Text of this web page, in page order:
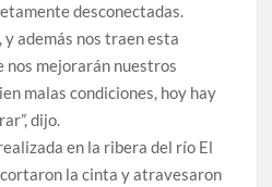
desconectadas.
y además nos traen esta
nos mejorarán nuestros
malas condiciones, hoy hay
dijo.
en la ribera del río El
la cinta y atravesaron